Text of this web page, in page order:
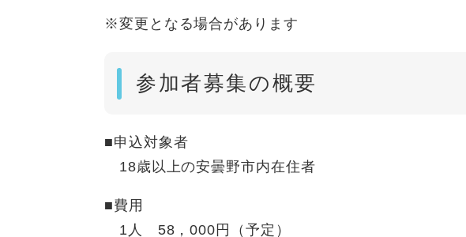
※変更となる場合があります
参加者募集の概要
■申込対象者
18歳以上の安曇野市内在住者
■費用
1人 58，000円（予定）